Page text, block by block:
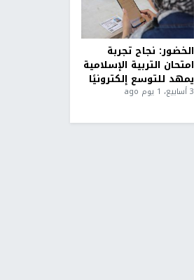
الخضور: نجاح تجربة
امتحان التربية الإسلامية
يمهد للتوسع إلكترونيًا
3 أسابيع، 1 يوم ago